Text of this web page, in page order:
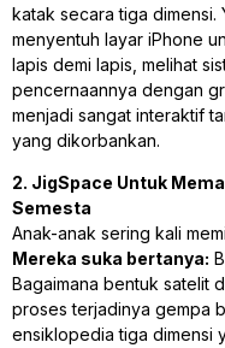
katak secara tiga dimensi.
menyentuh layar iPhone
lapis demi lapis, melihat
pencernaannya dengan
menjadi sangat interaktif
yang dikorbankan.
2. JigSpace Untuk
Semesta
Anak-anak sering kali
Mereka suka bertanya:
Bagaimana bentuk satelit
proses terjadinya gempa
ensiklopedia tiga dimensi